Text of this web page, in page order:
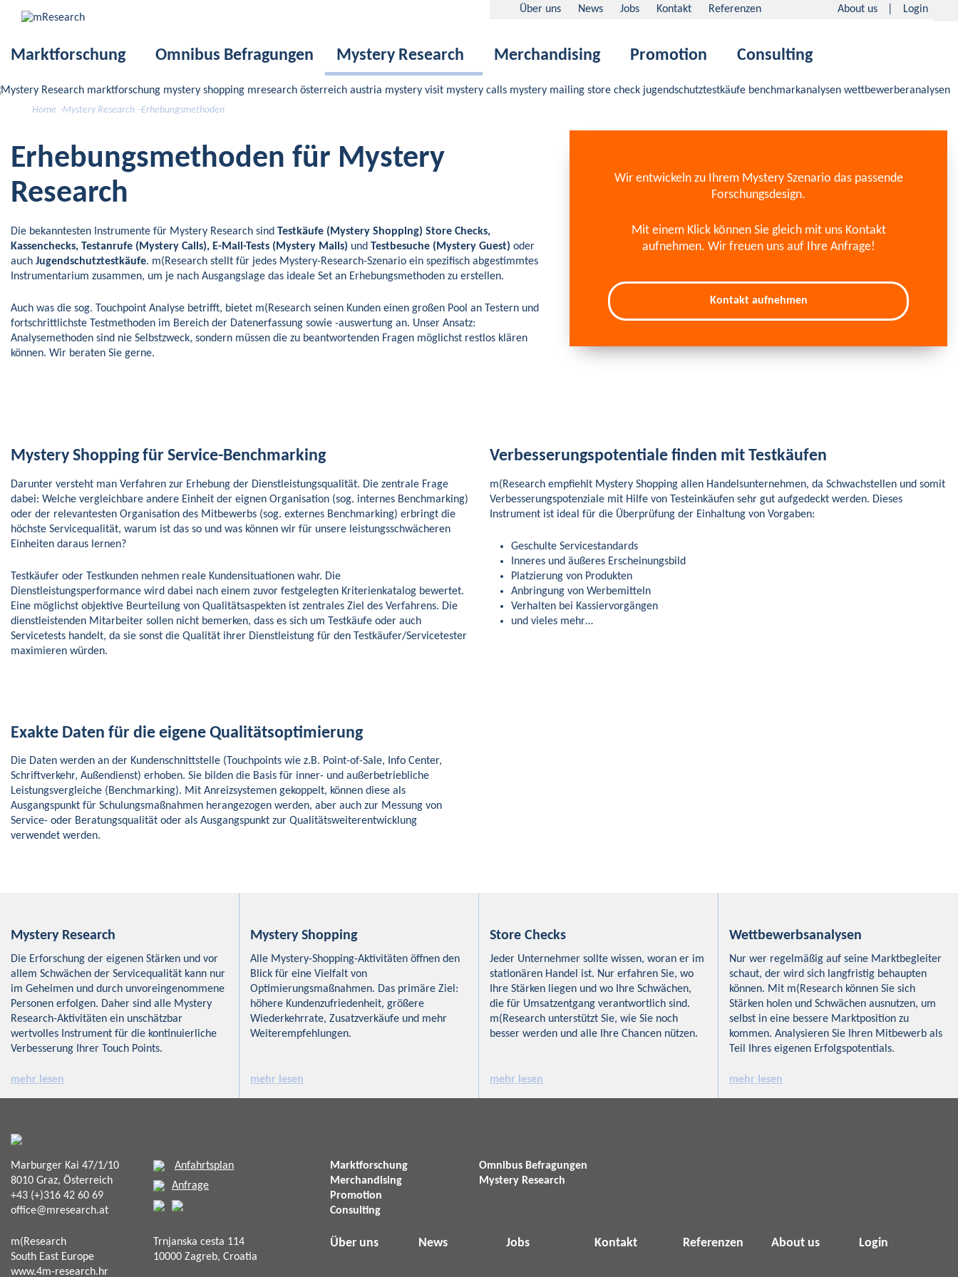
Über uns News Jobs Kontakt Referenzen About us Login
Marktforschung Omnibus Befragungen Mystery Research Merchandising Promotion Consulting
Home -Mystery Research -Erhebungsmethoden
Erhebungsmethoden für Mystery
Research
Die bekanntesten Instrumente für Mystery Research sind Testkäufe (Mystery Shopping) Store Checks,
Kassenchecks, Testanrufe (Mystery Calls), E-Mail-Tests (Mystery Mails) und Testbesuche (Mystery Guest) oder
auch Jugendschutztestkäufe. m(Research stellt für jedes Mystery-Research-Szenario ein spezifisch abgestimmtes
Instrumentarium zusammen, um je nach Ausgangslage das ideale Set an Erhebungsmethoden zu erstellen.
Auch was die sog. Touchpoint Analyse betrifft, bietet m(Research seinen Kunden einen großen Pool an Testern und
fortschrittlichste Testmethoden im Bereich der Datenerfassung sowie -auswertung an. Unser Ansatz:
Analysemethoden sind nie Selbstzweck, sondern müssen die zu beantwortenden Fragen möglichst restlos klären
können. Wir beraten Sie gerne.
Wir entwickeln zu Ihrem Mystery Szenario das passende
Forschungsdesign.
Mit einem Klick können Sie gleich mit uns Kontakt
aufnehmen. Wir freuen uns auf Ihre Anfrage!
Kontakt aufnehmen
Mystery Shopping für Service-Benchmarking
Darunter versteht man Verfahren zur Erhebung der Dienstleistungsqualität. Die zentrale Frage
dabei: Welche vergleichbare andere Einheit der eignen Organisation (sog. internes Benchmarking)
oder der relevantesten Organisation des Mitbewerbs (sog. externes Benchmarking) erbringt die
höchste Servicequalität, warum ist das so und was können wir für unsere leistungsschwächeren
Einheiten daraus lernen?
Testkäufer oder Testkunden nehmen reale Kundensituationen wahr. Die
Dienstleistungsperformance wird dabei nach einem zuvor festgelegten Kriterienkatalog bewertet.
Eine möglichst objektive Beurteilung von Qualitätsaspekten ist zentrales Ziel des Verfahrens. Die
dienstleistenden Mitarbeiter sollen nicht bemerken, dass es sich um Testkäufe oder auch
Servicetests handelt, da sie sonst die Qualität ihrer Dienstleistung für den Testkäufer/Servicetester
maximieren würden.
Verbesserungspotentiale finden mit Testkäufen
m(Research empfiehlt Mystery Shopping allen Handelsunternehmen, da Schwachstellen und somit
Verbesserungspotenziale mit Hilfe von Testeinkäufen sehr gut aufgedeckt werden. Dieses
Instrument ist ideal für die Überprüfung der Einhaltung von Vorgaben:
Geschulte Servicestandards
Inneres und äußeres Erscheinungsbild
Platzierung von Produkten
Anbringung von Werbemitteln
Verhalten bei Kassiervorgängen
und vieles mehr…
Exakte Daten für die eigene Qualitätsoptimierung
Die Daten werden an der Kundenschnittstelle (Touchpoints wie z.B. Point-of-Sale, Info Center,
Schriftverkehr, Außendienst) erhoben. Sie bilden die Basis für inner- und außerbetriebliche
Leistungsvergleiche (Benchmarking). Mit Anreizsystemen gekoppelt, können diese als
Ausgangspunkt für Schulungsmaßnahmen herangezogen werden, aber auch zur Messung von
Service- oder Beratungsqualität oder als Ausgangspunkt zur Qualitätsweiterentwicklung
verwendet werden.
Mystery Research
Die Erforschung der eigenen Stärken und vor
allem Schwächen der Servicequalität kann nur
im Geheimen und durch unvoreingenommene
Personen erfolgen. Daher sind alle Mystery
Research-Aktivitäten ein unschätzbar
wertvolles Instrument für die kontinuierliche
Verbesserung Ihrer Touch Points.
mehr lesen
Mystery Shopping
Alle Mystery-Shopping-Aktivitäten öffnen den
Blick für eine Vielfalt von
Optimierungsmaßnahmen. Das primäre Ziel:
höhere Kundenzufriedenheit, größere
Wiederkehrrate, Zusatzverkäufe und mehr
Weiterempfehlungen.
mehr lesen
Store Checks
Jeder Unternehmer sollte wissen, woran er im
stationären Handel ist. Nur erfahren Sie, wo
Ihre Stärken liegen und wo Ihre Schwächen,
die für Umsatzentgang verantwortlich sind.
m(Research unterstützt Sie, wie Sie noch
besser werden und alle Ihre Chancen nützen.
mehr lesen
Wettbewerbsanalysen
Nur wer regelmäßig auf seine Marktbegleiter
schaut, der wird sich langfristig behaupten
können. Mit m(Research können Sie sich
Stärken holen und Schwächen ausnutzen, um
selbst in eine bessere Marktposition zu
kommen. Analysieren Sie Ihren Mitbewerb als
Teil Ihres eigenen Erfolgspotentials.
mehr lesen
Marburger Kai 47/1/10
8010 Graz, Österreich
+43 (+)316 42 60 69
office@mresearch.at
Anfahrtsplan
Anfrage
Marktforschung
Omnibus Befragungen
Mystery Research
Merchandising
Promotion
Consulting
m(Research
South East Europe
www.4m-research.hr
Trnjanska cesta 114
10000 Zagreb, Croatia
Über uns News Jobs Kontakt Referenzen About us Login